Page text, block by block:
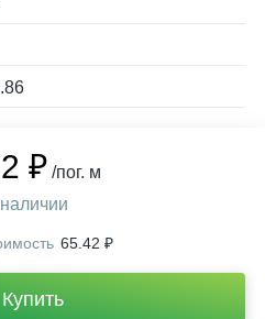
₽ /пог. м
65.42 ₽
Купить